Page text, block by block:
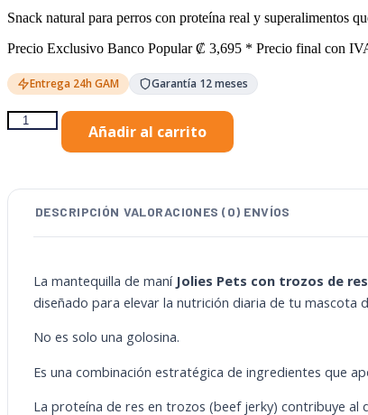
Snack natural para perros con proteína real y superalimentos
Precio Exclusivo Banco Popular ₡ 3,695 * Precio final con
Entrega 24h GAM Garantía 12 meses
Mantequilla
de
Pets
150g
cantidad
Añadir al carrito
DESCRIPCIÓN VALORACIONES (0) ENVÍOS
La mantequilla de maní Jolies Pets con trozos de
diseñado para elevar la nutrición diaria de tu mascota
No es solo una golosina.
Es una combinación estratégica de ingredientes que
La proteína de res en trozos (beef jerky) contribuye al